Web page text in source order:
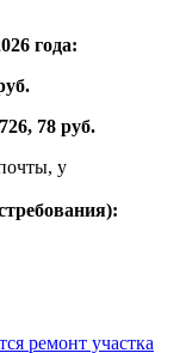
года:
726, 78 руб.
у
ремонт участка